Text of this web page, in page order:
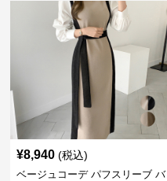
¥8,940 (税込)
ベージュコーデ パフスリーブ バ